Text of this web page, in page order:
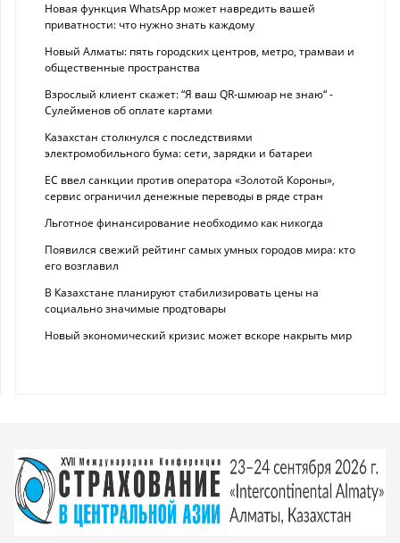
Новая функция WhatsApp может навредить вашей
приватности: что нужно знать каждому
Новый Алматы: пять городских центров, метро, трамваи и
общественные пространства
Взрослый клиент скажет: “Я ваш QR-шмюар не знаю“ -
Сулейменов об оплате картами
Казахстан столкнулся с последствиями
электромобильного бума: сети, зарядки и батареи
ЕС ввел санкции против оператора «Золотой Короны»,
сервис ограничил денежные переводы в ряде стран
Льготное финансирование необходимо как никогда
Появился свежий рейтинг самых умных городов мира: кто
его возглавил
В Казахстане планируют стабилизировать цены на
социально значимые продтовары
Новый экономический кризис может вскоре накрыть мир